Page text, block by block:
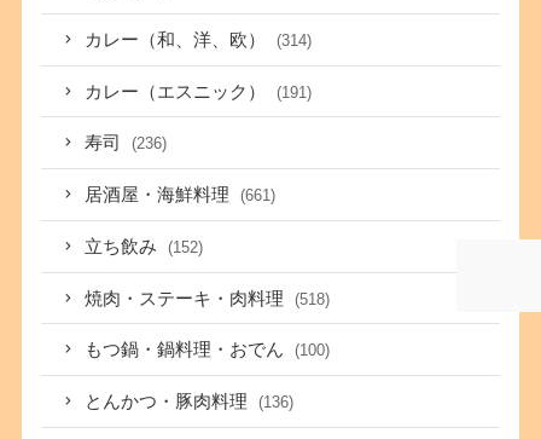
カレー（和、洋、欧） (314)
カレー（エスニック） (191)
寿司 (236)
居酒屋・海鮮料理 (661)
立ち飲み (152)
焼肉・ステーキ・肉料理 (518)
もつ鍋・鍋料理・おでん (100)
とんかつ・豚肉料理 (136)